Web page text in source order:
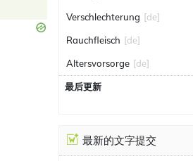
Verschlechterung [de]
Rauchfleisch [de]
Altersvorsorge [de]
最后更新
最新的文字提交